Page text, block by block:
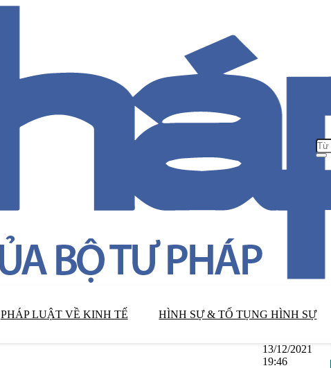
PHÁP LUẬT VỀ KINH TẾ HÌNH SỰ & TỐ TỤNG HÌNH SỰ
13/12/2021
19:46